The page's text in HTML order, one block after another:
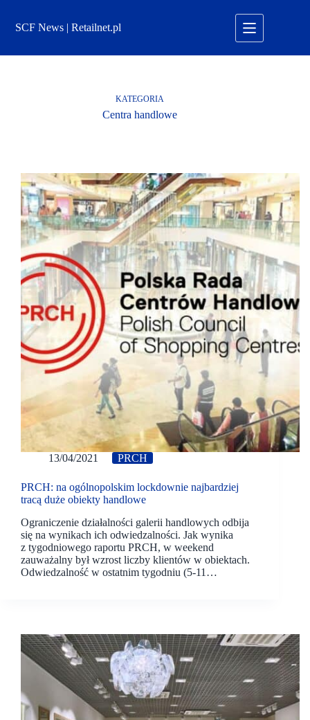
treściSCF News | Retailnet.pl
KATEGORIA
Centra handlowe
13/04/2021 PRCH
PRCH: na ogólnopolskim lockdownie najbardziej
tracą duże obiekty handlowe
Ograniczenie działalności galerii handlowych odbija
się na wynikach ich odwiedzalności. Jak wynika
z tygodniowego raportu PRCH, w weekend
zauważalny był wzrost liczby klientów w obiektach.
Odwiedzalność w ostatnim tygodniu (5-11…